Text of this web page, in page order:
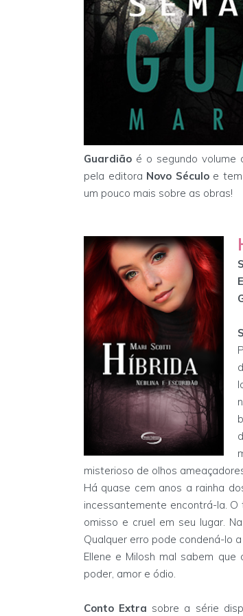
Guardião é o segundo volume
pela editora Novo Séculoe tem
um pouco mais sobre as obras!
misterioso de olhos
Há quase cem anos a rainha
incessantemente encontrá-la.
omisso e cruel em seu lugar.
Qualquer erro pode condená-lo
Ellene e Milosh mal sabem
poder, amor e ódio.
Conto Extra sobre a série